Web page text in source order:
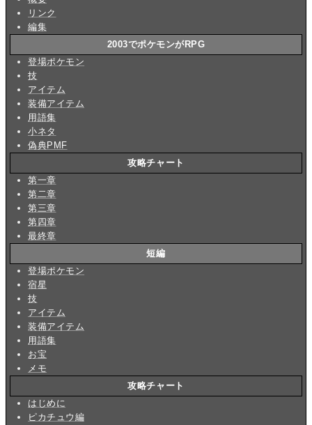
リンク
編集
2003でポケモンがRPG
登場ポケモン
技
アイテム
装備アイテム
用語集
小ネタ
偽典PMF
攻略チャート
第一章
第二章
第三章
第四章
最終章
短編
登場ポケモン
宿星
技
アイテム
装備アイテム
用語集
お宝
メモ
攻略チャート
はじめに
ピカチュウ編